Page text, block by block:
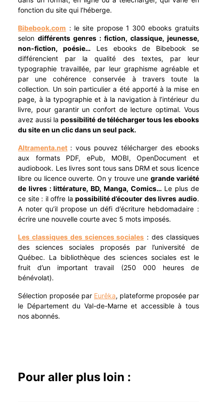
fonction du site qui l’héberge.
Bibebook.com : le site propose 1 300 ebooks gratuits
selondifférents genres : fiction, classique, jeunesse,
non-fiction, poésie… Les ebooks de Bibebook se
différencient par la qualité des textes, par leur
typographie travaillée, par leur graphisme agréable et
par une cohérence conservée à travers toute la
collection. Un soin particulier a été apporté à la mise en
page, à la typographie et à la navigation à l’intérieur du
livre, pour garantir un confort de lecture optimal. Vous
avez aussi lapossibilité de télécharger tous les ebooks
du site en un clic dans un seul pack.
Altramenta.net : vous pouvez télécharger des ebooks
aux formats PDF, ePub, MOBI, OpenDocument et
audiobook. Les livres sont tous sans DRM et sous licence
libre ou licence ouverte. On y trouve unegrande variété
de livres : littérature, BD, Manga, Comics…Le plus de
ce site : il offre la possibilité d’écouter des livres audio.
A noter qu’il propose un défi d’écriture hebdomadaire :
écrire une nouvelle courte avec 5 mots imposés.
Les classiques des sciences sociales : des classiques
des sciences sociales proposés par l’université de
Québec. La bibliothèque des sciences sociales est le
fruit d’un important travail (250 000 heures de
bénévolat).
Sélection proposée par Eurêka, plateforme proposée par
le Département du Val-de-Marne et accessible à tous
nos abonnés.
Pour aller plus loin :